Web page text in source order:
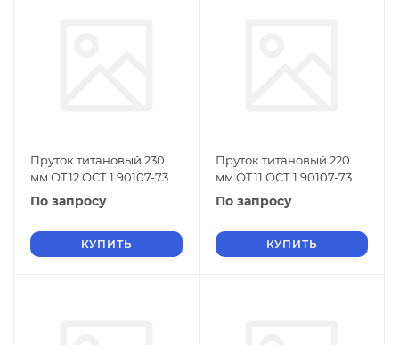
Пруток титановый 230
мм ОТ12 ОСТ 1 90107-73
По запросу
КУПИТЬ
Пруток титановый 220
мм ОТ11 ОСТ 1 90107-73
По запросу
КУПИТЬ